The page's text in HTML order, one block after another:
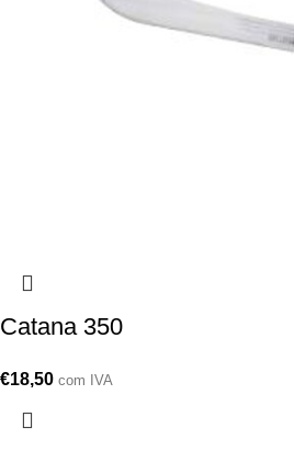
Catana 350
€18,50 com IVA